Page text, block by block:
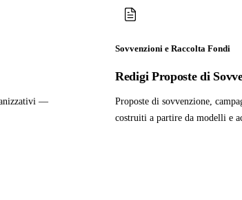
—
Sovvenzioni e Raccolta Fondi
Redigi Proposte di
Proposte di sovvenzione,
costruiti a partire da modelli e